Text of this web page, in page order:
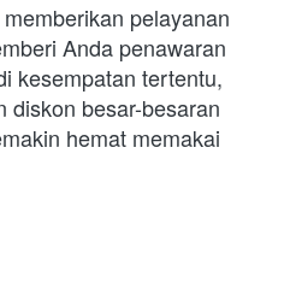
pelayanan
Anda penawaran
kesempatan tertentu,
diskon besar-besaran
hemat memakai